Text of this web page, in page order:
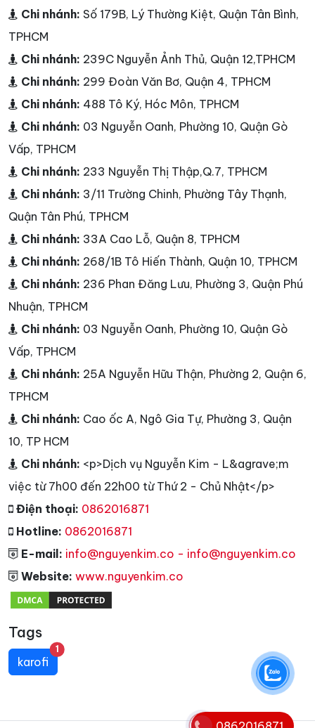
Chi nhánh: Số 179B, Lý Thường Kiệt, Quận Tân Bình,
TPHCM
Chi nhánh: 239C Nguyễn Ảnh Thủ, Quận 12,TPHCM
Chi nhánh: 299 Đoàn Văn Bơ, Quận 4, TPHCM
Chi nhánh: 488 Tô Ký, Hóc Môn, TPHCM
Chi nhánh: 03 Nguyễn Oanh, Phường 10, Quận Gò
Vấp, TPHCM
Chi nhánh: 233 Nguyễn Thị Thập,Q.7, TPHCM
Chi nhánh: 3/11 Trường Chinh, Phường Tây Thạnh,
Quận Tân Phú, TPHCM
Chi nhánh: 33A Cao Lỗ, Quận 8, TPHCM
Chi nhánh: 268/1B Tô Hiến Thành, Quận 10, TPHCM
Chi nhánh: 236 Phan Đăng Lưu, Phường 3, Quận Phú
Nhuận, TPHCM
Chi nhánh: 03 Nguyễn Oanh, Phường 10, Quận Gò
Vấp, TPHCM
Chi nhánh: 25A Nguyễn Hữu Thận, Phường 2, Quận 6,
TPHCM
Chi nhánh: Cao ốc A, Ngô Gia Tự, Phường 3, Quận
10, TP HCM
Chi nhánh: <p>Dịch vụ Nguyễn Kim - L&agrave;m
việc từ 7h00 đến 22h00 từ Thứ 2 - Chủ Nhật</p>
Điện thoại: 0862016871
Hotline: 0862016871
E-mail: info@nguyenkim.co - info@nguyenkim.co
Website: www.nguyenkim.co
Tags
karofi
1unread messages